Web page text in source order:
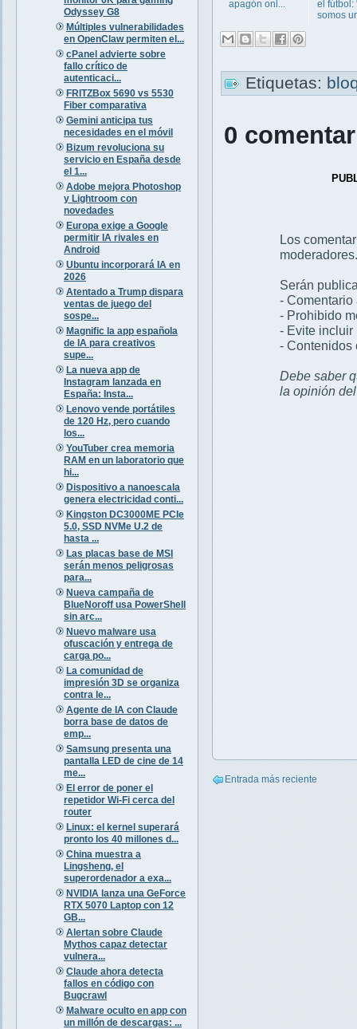
Odyssey G8
Múltiples vulnerabilidades
en OpenClaw permiten el...
cPanel advierte sobre
fallo crítico de
autenticaci...
FRITZBox 5690 vs 5530
Fiber comparativa
Gemini anticipa tus
necesidades en el móvil
Bizum revoluciona su
servicio en España desde
el 1...
Adobe mejora Photoshop
y Lightroom con
novedades
Europa exige a Google
permitir IA rivales en
Android
Ubuntu incorporará IA en
2026
Atentado a Trump dispara
ventas de juego del
sospe...
Magnific la app española
de IA para creativos
supe...
La nueva app de
Instagram lanzada en
España: Insta...
Lenovo vende portátiles
de 120 Hz, pero cuando
los...
YouTuber crea memoria
RAM en un laboratorio que
hi...
Dispositivo a nanoescala
genera electricidad conti...
Kingston DC3000ME PCIe
5.0, SSD NVMe U.2 de
hasta ...
Las placas base de MSI
serán menos peligrosas
para...
Nueva campaña de
BlueNoroff usa PowerShell
sin arc...
Nuevo malware usa
ofuscación y entrega de
carga po...
La comunidad de
impresión 3D se organiza
contra le...
Agente de IA con Claude
borra base de datos de
emp...
Samsung presenta una
pantalla LED de cine de 14
me...
El error de poner el
repetidor Wi-Fi cerca del
router
Linux: el kernel superará
pronto los 40 millones d...
China muestra a
Lingsheng, el
superordenador a exa...
NVIDIA lanza una GeForce
RTX 5070 Laptop con 12
GB...
Alertan sobre Claude
Mythos capaz detectar
vulnera...
Claude ahora detecta
fallos en código con
Bugcrawl
Malware oculto en app con
un millón de descargas: ...
apagón onl...
el fútbol:
somos
Etiquetas:
0
Los
moderadores.
Serán
- Comentario
- Prohibido
- Evite incluir
- Contenidos
Debe saber
la opinión
Entrada más reciente